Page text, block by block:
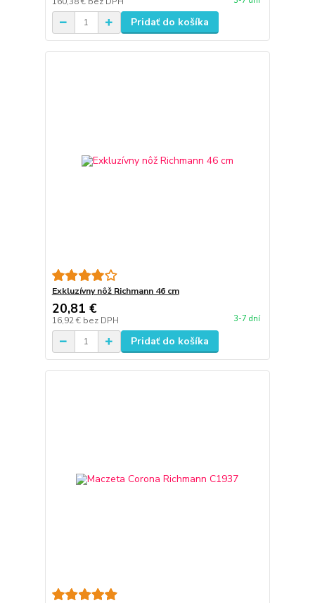
Pridať do košíka
Exkluzívny nôž Richmann 46 cm
20,81 €
16,92 € bez DPH 3-7 dní
Pridať do košíka